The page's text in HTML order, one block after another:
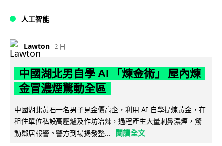
人工智能
Lawton 2 日
中國湖北男自學 AI 「煉金術」 屋內煉
金冒濃煙驚動全區
中國湖北黃石一名男子見金價高企，利用 AI 自學提煉黃金，在
租住單位私設高壓爐及作坊冶煉，過程產生大量刺鼻濃煙，驚
動鄰居報警。警方到場揭發整...
閱讀全文